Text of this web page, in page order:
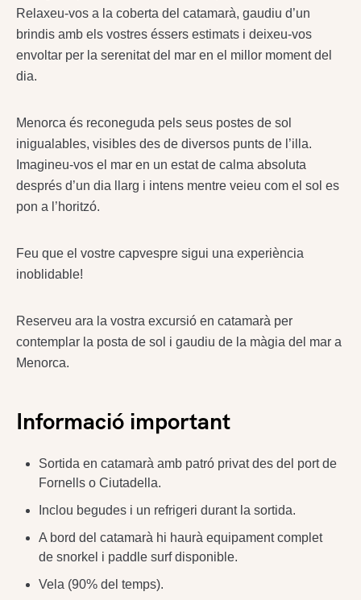
Relaxeu-vos a la coberta del catamarà, gaudiu d’un
brindis amb els vostres éssers estimats i deixeu-vos
envoltar per la serenitat del mar en el millor moment del
dia.
Menorca és reconeguda pels seus postes de sol
inigualables, visibles des de diversos punts de l’illa.
Imagineu-vos el mar en un estat de calma absoluta
després d’un dia llarg i intens mentre veieu com el sol es
pon a l’horitzó.
Feu que el vostre capvespre sigui una experiència
inoblidable!
Reserveu ara la vostra excursió en catamarà per
contemplar la posta de sol i gaudiu de la màgia del mar a
Menorca.
Informació important
Sortida en catamarà amb patró privat des del port de
Fornells o Ciutadella.
Inclou begudes i un refrigeri durant la sortida.
A bord del catamarà hi haurà equipament complet
de snorkel i paddle surf disponible.
Vela (90% del temps).